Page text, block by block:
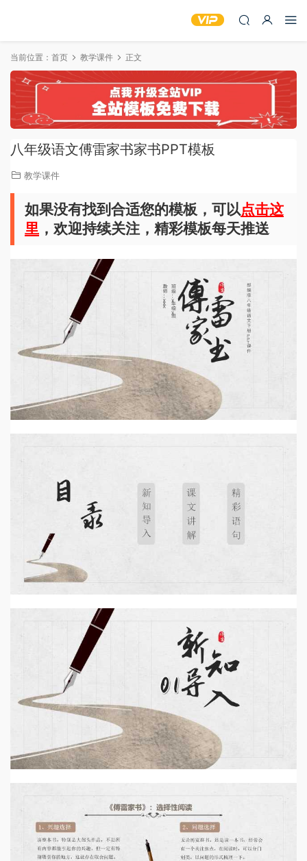
当前位置： 首页 教学课件 正文
八年级语文傅雷家书家书PPT模板
教学课件
如果没有找到合适您的模板，可以点击这
里 ，欢迎持续关注，精彩模板每天推送